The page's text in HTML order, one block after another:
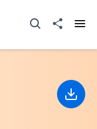
打开搜寻器分享至
下载